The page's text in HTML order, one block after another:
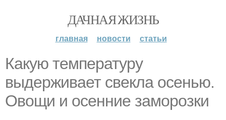
ДАЧНАЯ ЖИЗНЬ
главная новости статьи
Какую температуру
выдерживает свекла осенью.
Овощи и осенние заморозки